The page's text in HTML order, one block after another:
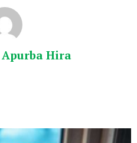
Apurba Hira